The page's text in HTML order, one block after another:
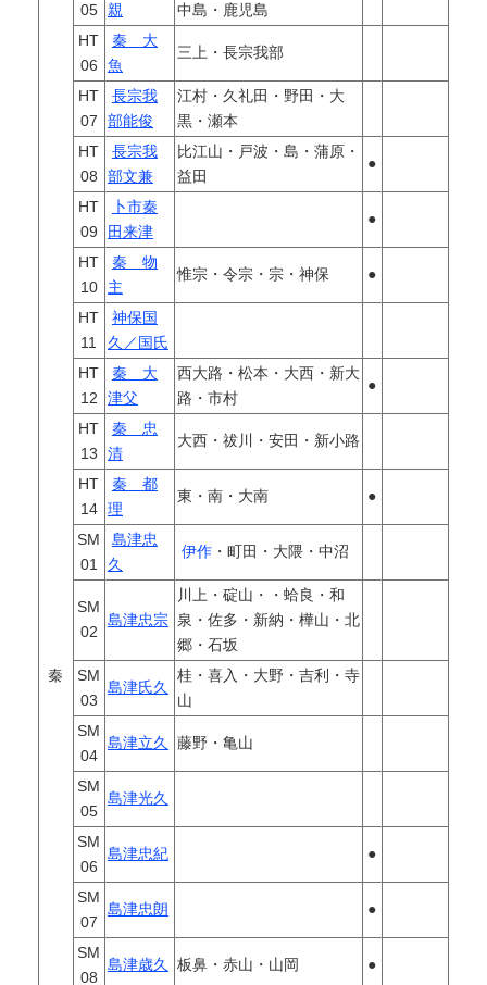
秦
05 親
中島・鹿児島
HT
06
秦 大
魚
三上・長宗我部
HT
07
長宗我
部能俊
江村・久礼田・野田・大
黒・瀬本
HT
08
長宗我
部文兼
比江山・戸波・島・蒲原・
益田
●
HT
09
卜市秦
田来津
●
HT
10
秦 物
主
惟宗・令宗・宗・神保 ●
HT
11
神保国
久／国氏
HT
12
秦 大
津父
西大路・松本・大西・新大
路・市村
●
HT
13
秦 忠
清
大西・祓川・安田・新小路
HT
14
秦 都
理
東・南・大南 ●
SM
01
島津忠
久
伊作・町田・大隈・中沼
SM
02
島津忠宗
川上・碇山・・蛤良・和
泉・佐多・新納・樺山・北
郷・石坂
SM
03
島津氏久
桂・喜入・大野・吉利・寺
山
SM
04
島津立久 藤野・亀山
SM
05
島津光久
SM
06
島津忠紀 ●
SM
07
島津忠朗 ●
SM
08
島津歳久 板鼻・赤山・山岡 ●